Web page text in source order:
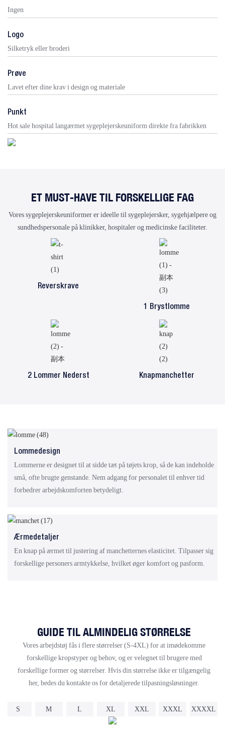
Ingen
Logo
Silketryk eller broderi
Prøve
Lavet efter dine krav i design og materiale
Punkt
Hot sale hospital langærmet sygeplejerskeuniform direkte fra fabrikken
ET MUST-HAVE TIL FORSKELLIGE FAG
Vores sygeplejerskeuniformer er ideelle til sygeplejersker, sygehjælpere og
sundhedspersonale på klinikker, hospitaler og medicinske faciliteter.
Reverskrave
1 Brystlomme
2 Lommer Nederst Knapmanchetter
Lommedesign
Lommerne er designet til at sidde tæt på tøjets krop, så de kan indeholde
små, ofte brugte genstande. Nem adgang for personalet til enhver tid
forbedrer arbejdskomforten betydeligt.
Ærmedetaljer
En knap på ærmet til justering af manchetternes elasticitet. Tilpasser sig
forskellige personers armtykkelse, hvilket øger komfort og pasform.
GUIDE TIL ALMINDELIG STØRRELSE
Vores arbejdstøj fås i flere størrelser (S-4XL) for at imødekomme
forskellige kropstyper og behov, og er velegnet til brugere med
forskellige former og størrelser. Hvis din størrelse ikke er tilgængelig
her, bedes du kontakte os for detaljerede tilpasningsløsninger.
S M L XL XXL XXXL XXXXL